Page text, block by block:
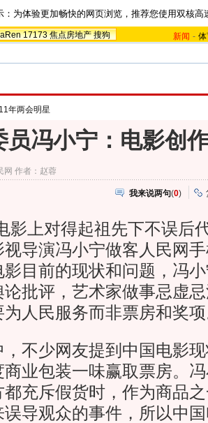
：为体验更加畅快的网页浏览，推荐您使用双核高
17173 焦点房地产 搜狗 新闻 -
年两会明星
员冯小宁：电影创
网 作者：赵蓉
我来说两句(0)
上对得起祖先下不误后
视导演冯小宁做客人民网
影目前的现状和问题，冯
论批评，艺术家做事忌虚
人民服务而非票房和奖
少网友提到中国电影现
业包装一味赢取票房。
充斥假货时，作为商品
误导观众的事件，所以中